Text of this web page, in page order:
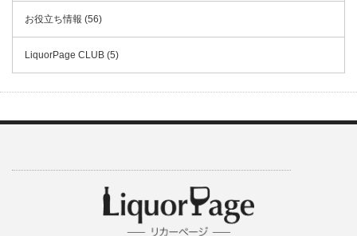
お役立ち情報 (56)
LiquorPage CLUB (5)